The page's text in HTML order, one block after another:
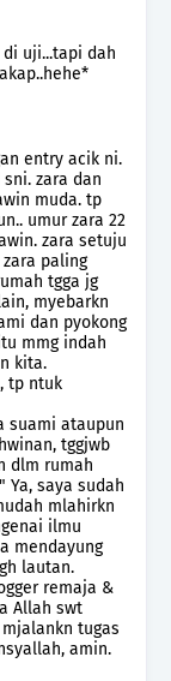
uji...tapi dah
entry acik ni.
zara dan
muda. tp
umur zara 22
zara setuju
paling
tgga jg
myebarkn
dan pyokong
mmg indah
kita.
tp ntuk
suami ataupun
tggjwb
dlm rumah
saya sudah
mlahirkn
ilmu
mendayung
lautan.
remaja &
Allah swt
tugas
amin.